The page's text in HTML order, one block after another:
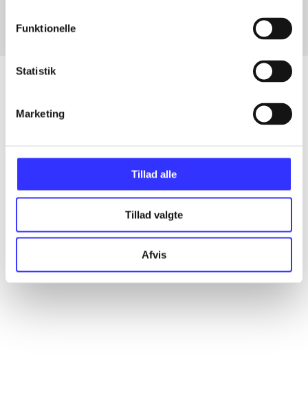
Funktionelle
Statistik
Marketing
Tillad alle
Tillad valgte
Afvis
Artikler
...